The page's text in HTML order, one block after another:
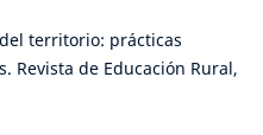
territorio: prácticas
Revista de Educación Rural,